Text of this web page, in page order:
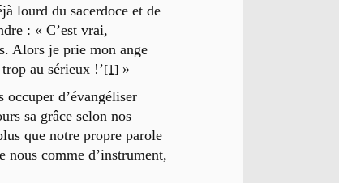
lourd du sacerdoce et de
: « C’est vrai,
Alors je prie mon ange
au sérieux !’[1] »
occuper d’évangéliser
sa grâce selon nos
que notre propre parole
nous comme d’instrument,